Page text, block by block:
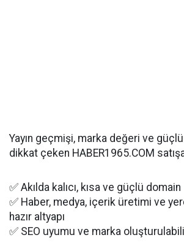
Yayın geçmişi, marka değeri ve güçlü
dikkat çeken HABER1965.COM
✅ Akılda kalıcı, kısa ve güçlü domain
✅ Haber, medya, içerik üretimi ve
hazır altyapı
✅ SEO uyumu ve marka